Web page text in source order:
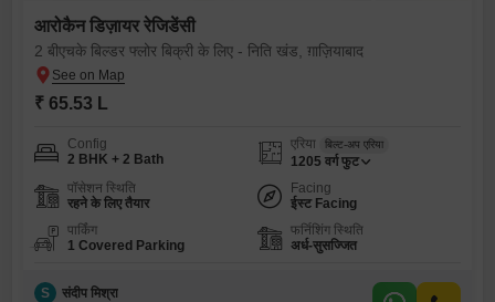
आरोकैन डिज़ायर रेजिडेंसी
2 बीएचके बिल्डर फ्लोर बिक्री के लिए - निति खंड, ग़ाज़ियाबाद
₹ 65.53 L
Config
2 BHK + 2 Bath
एरिया बिल्ट-अप एरिया
1205 वर्ग फुट
पॉसेशन स्थिति
रहने के लिए तैयार
Facing
ईस्ट Facing
पार्किंग
1 Covered Parking
फर्निशिंग स्थिति
अर्ध-सुसज्जित
S संदीप मिश्रा